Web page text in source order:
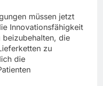
müssen jetzt
Innovationsfähigkeit
die
zu
die